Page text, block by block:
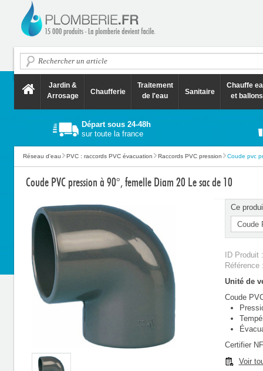
Jardin &
Arrosage
Chaufferie
Traitement
de l'eau
Sanitaire
Chauffe
et ballons
Départ sous 24-48h
sur toute la france
Réseau d'eau PVC : raccords PVC évacuation Raccords PVC pression Coude pvc
Coude PVC pression à 90°, femelle Diam 20 Le sac de 10
Ce
ID Produit
Unité de
Coude
Certifier
Voir